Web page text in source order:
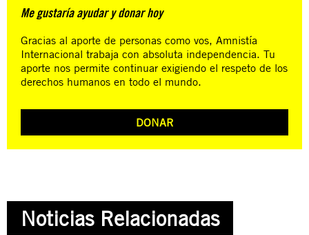
Me gustaría ayudar y donar hoy
Gracias al aporte de personas como vos, Amnistía
Internacional trabaja con absoluta independencia. Tu
aporte nos permite continuar exigiendo el respeto de los
derechos humanos en todo el mundo.
DONAR
Noticias Relacionadas